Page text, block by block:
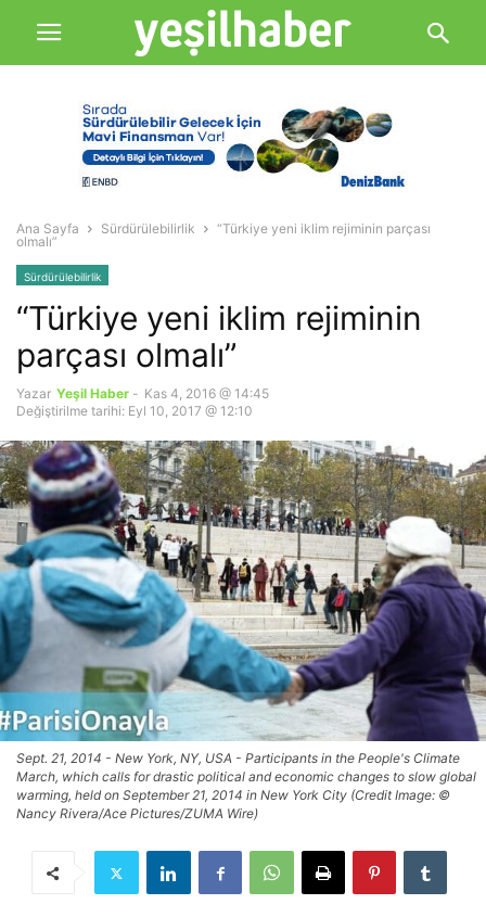
Ana Sayfa Sürdürülebilirlik
“Türkiye yeni iklim rejiminin parçası
olmalı”
Sürdürülebilirlik
“Türkiye yeni iklim rejiminin
parçası olmalı”
Yazar Yeşil Haber - Kas 4, 2016 @ 14:45
Değiştirilme tarihi: Eyl 10, 2017 @ 12:10
Sept. 21, 2014 - New York, NY, USA - Participants in the People's Climate
March, which calls for drastic political and economic changes to slow global
warming, held on September 21, 2014 in New York City (Credit Image: ©
Nancy Rivera/Ace Pictures/ZUMA Wire)